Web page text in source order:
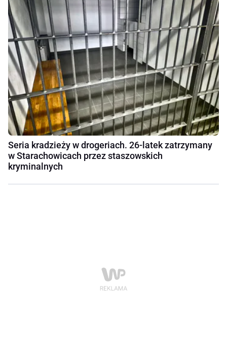
Seria kradzieży w drogeriach. 26-latek zatrzymany
w Starachowicach przez staszowskich
kryminalnych